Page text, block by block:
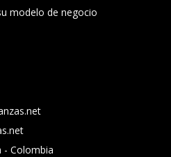
modelo de negocio
- Colombia